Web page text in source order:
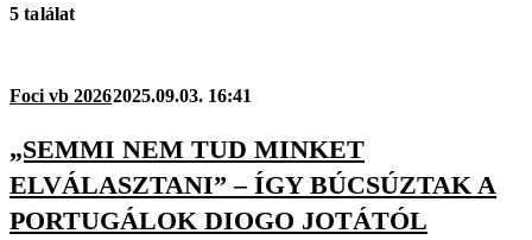
5 találat
Foci vb 20262025.09.03. 16:41
„SEMMI NEM TUD MINKET
ELVÁLASZTANI” – ÍGY BÚCSÚZTAK A
PORTUGÁLOK DIOGO JOTÁTÓL